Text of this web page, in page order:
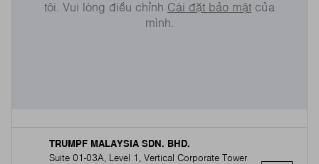
tôi. Vui lòng điều chỉnh Cài đặt bảo mật của
mình.
TRUMPF MALAYSIA SDN. BHD.
Suite 01-03A, Level 1, Vertical Corporate Tower